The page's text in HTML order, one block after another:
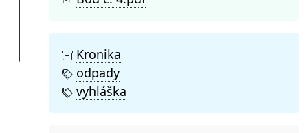
Kronika
odpady
vyhláška